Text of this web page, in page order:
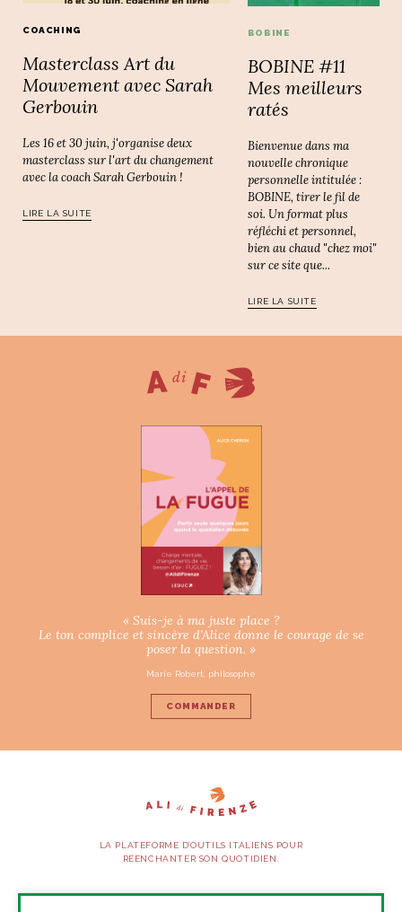
COACHING
Masterclass Art du
Mouvement avec Sarah
Gerbouin
Les 16 et 30 juin, j'organise deux
masterclass sur l'art du changement
avec la coach Sarah Gerbouin !
LIRE LA SUITE
BOBINE
BOBINE #11
Mes meilleurs
ratés
Bienvenue dans ma
nouvelle chronique
personnelle intitulée :
BOBINE, tirer le fil de
soi. Un format plus
réfléchi et personnel,
bien au chaud "chez moi"
sur ce site que...
LIRE LA SUITE
« Suis-je à ma juste place ?
Le ton complice et sincère d’Alice donne le courage de se
poser la question. »
Marie Robert, philosophe
COMMANDER
LA PLATEFORME D’OUTILS ITALIENS POUR
RÉENCHANTER SON QUOTIDIEN.
SUIVEZ-NOUS